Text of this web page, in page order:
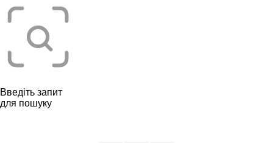
Введіть запит
для пошуку